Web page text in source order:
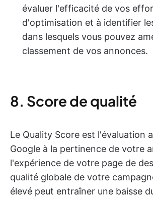
évaluer l'efficacité de vos
d'optimisation et à identifier
dans lesquels vous pouvez
classement de vos annonces.
8. Score de qualité
Le Quality Score est l'évaluation
Google à la pertinence de votre
l'expérience de votre page de
qualité globale de votre
élevé peut entraîner une baisse